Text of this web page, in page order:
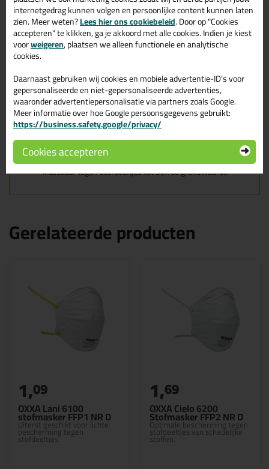
uitademventiel
M-Safe type 6340 stofmaskers bieden optimale
adembescherming tegen stofdeeltjes tot 50x de grenswaarde. De
stofmaskers met uitademventiel hebben de codering FFP3 en
bieden daarom maximale bescherming tegen zeer giftige
stofdeeltjes.
Kenmerken
Cupvormig model
Uitademventiel
Makkelijk te vormen neusbeugel
Comfortabel om te dragen
Instelbare hoofdbanden
Kleur: wit
Inzetbaar tegen stofdeeltjes tot 50x de grenswaarde
Gerelateerde producten
OXXA Lani 6100
stofmasker FFP1 NR D
Uiterst geschikt voor lichte
bescherming tegen
stofdeeltjes.
1,09
OXXA Cielo 6200
Stofmasker FFP2 NR D
Optimale bescherming tegen
stofdeeltjes van schadelijke
stoffen.
1,69
internetgedrag kunnen volgen en persoonlijke content kunnen laten
zien. Meer weten?Lees hier ons cookiebeleid. Door op "Cookies
accepteren" te klikken, ga je akkoord met alle cookies. Indien je kiest
voorweigeren, plaatsen we alleen functionele en analytische
cookies.
Daarnaast gebruiken wij cookies en mobiele advertentie-ID’s voor
gepersonaliseerde en niet-gepersonaliseerde advertenties,
waaronder advertentiepersonalisatie via partners zoals Google.
Meer informatie over hoe Google persoonsgegevens gebruikt:
https://business.safety.google/privacy/
Cookies accepteren